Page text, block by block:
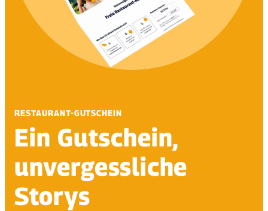
RESTAURANT-GUTSCHEIN
Ein Gutschein,
unvergessliche
Storys